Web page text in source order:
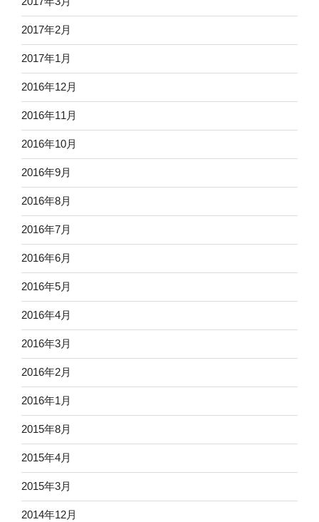
2017年2月
2017年1月
2016年12月
2016年11月
2016年10月
2016年9月
2016年8月
2016年7月
2016年6月
2016年5月
2016年4月
2016年3月
2016年2月
2016年1月
2015年8月
2015年4月
2015年3月
2014年12月